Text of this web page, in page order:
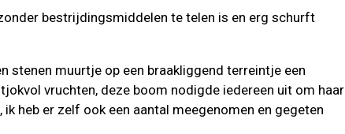
bestrijdingsmiddelen te telen is en erg schurft
stenen muurtje op een braakliggend terreintje een
vruchten, deze boom nodigde iedereen uit om haar
heb er zelf ook een aantal meegenomen en gegeten